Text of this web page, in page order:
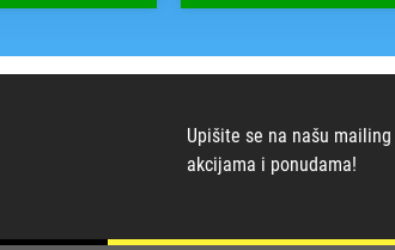
Upišite se na našu
akcijama i ponudama!